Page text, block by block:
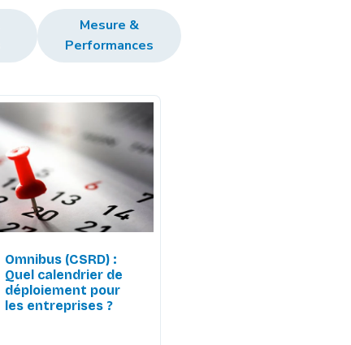
Mesure &
Performances
Omnibus (CSRD) :
Quel calendrier de
déploiement pour
les entreprises ?